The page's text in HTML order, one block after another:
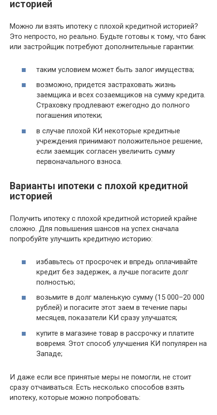
историей
Можно ли взять ипотеку с плохой кредитной историей?
Это непросто, но реально. Будьте готовы к тому, что банк
или застройщик потребуют дополнительные гарантии:
таким условием может быть залог имущества;
возможно, придется застраховать жизнь
заемщика и всех созаемщиков на сумму кредита.
Страховку продлевают ежегодно до полного
погашения ипотеки;
в случае плохой КИ некоторые кредитные
учреждения принимают положительное решение,
если заемщик согласен увеличить сумму
первоначального взноса.
Варианты ипотеки с плохой кредитной
историей
Получить ипотеку с плохой кредитной историей крайне
сложно. Для повышения шансов на успех сначала
попробуйте улучшить кредитную историю:
избавьтесь от просрочек и впредь оплачивайте
кредит без задержек, а лучше погасите долг
полностью;
возьмите в долг маленькую сумму (15 000–20 000
рублей) и погасите этот заем в течение пары
месяцев, показатели КИ сразу улучшатся;
купите в магазине товар в рассрочку и платите
вовремя. Этот способ улучшения КИ популярен на
Западе;
И даже если все принятые меры не помогли, не стоит
сразу отчаиваться. Есть несколько способов взять
ипотеку, которые можно попробовать: